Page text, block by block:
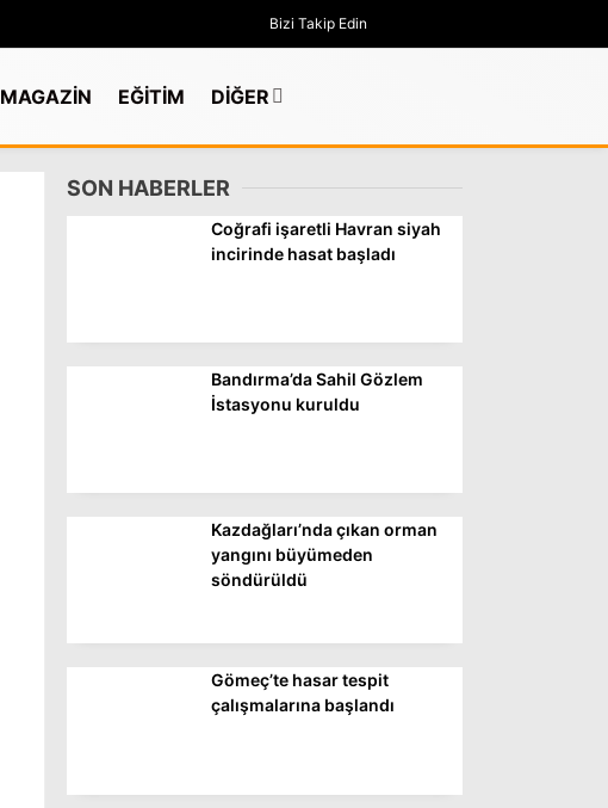
GÜNDEM
DÜNYA
EKONOMİ
SPOR
Bizi Takip Edin
MAGAZİN EĞİTİM DİĞER
SON HABERLER
Coğrafi işaretli Havran siyah
incirinde hasat başladı
Bandırma’da Sahil Gözlem
İstasyonu kuruldu
Kazdağları’nda çıkan orman
yangını büyümeden
söndürüldü
Gömeç’te hasar tespit
çalışmalarına başlandı